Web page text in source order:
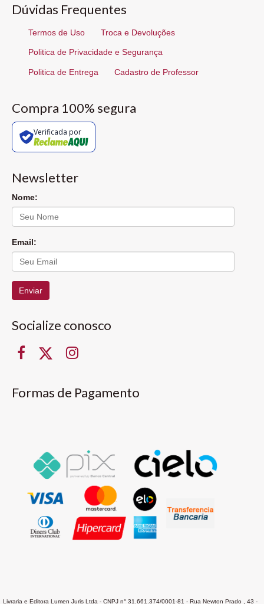
Dúvidas Frequentes
Termos de Uso Troca e Devoluções
Politica de Privacidade e Segurança
Politica de Entrega Cadastro de Professor
Compra 100% segura
Verificada por
Newsletter
Nome:
Email:
Enviar
Socialize conosco
Formas de Pagamento
Livraria e Editora Lumen Juris Ltda - CNPJ n° 31.661.374/0001-81 - Rua Newton Prado , 43 -